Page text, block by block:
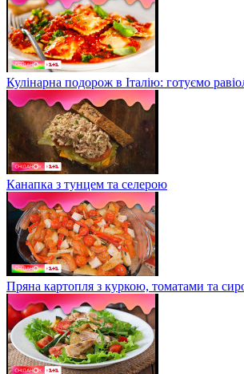
Кулінарна подорож в Італію: готуємо
Канапка з тунцем та селерою
Пряна картопля з куркою, томатами та